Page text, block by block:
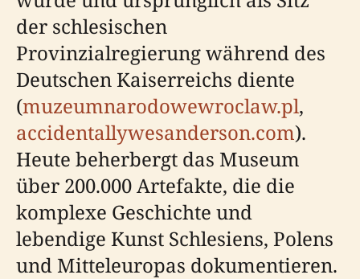
der schlesischen
Provinzialregierung während des
Deutschen Kaiserreichs diente
(muzeumnarodowewroclaw.pl,
accidentallywesanderson.com).
Heute beherbergt das Museum
über 200.000 Artefakte, die die
komplexe Geschichte und
lebendige Kunst Schlesiens, Polens
und Mitteleuropas dokumentieren.